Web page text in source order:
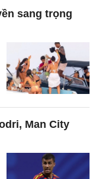
sang trọng
Man City